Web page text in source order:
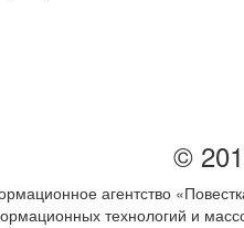
©
агентство
технологий и